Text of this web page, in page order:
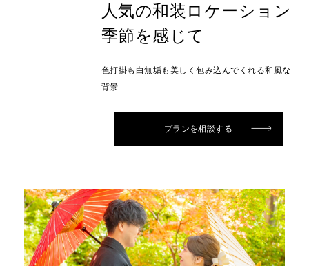
人気の和装ロケーション
季節を感じて
色打掛も白無垢も美しく包み込んでくれる和風な
背景
プランを相談する